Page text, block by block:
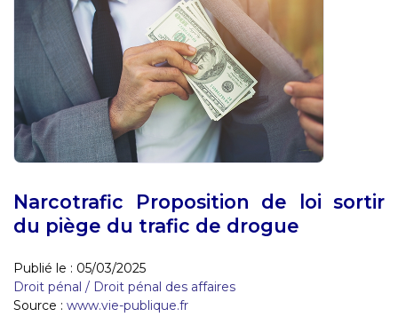
Narcotrafic Proposition de loi sortir
du piège du trafic de drogue
Publié le : 05/03/2025
Droit pénal / Droit pénal des affaires
Source : www.vie-publique.fr